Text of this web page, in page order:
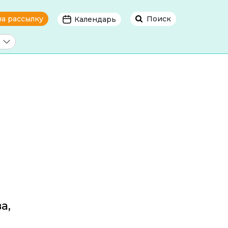
рассылку Календарь Поиск